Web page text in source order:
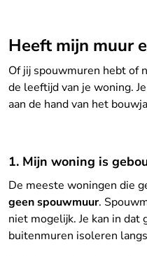
Heeft mijn muur
Of jij spouwmuren hebt of
de leeftijd van je woning.
aan de hand van het
1. Mijn woning is
De meeste woningen die
geen spouwmuur.
niet mogelijk. Je kan in dat
buitenmuren isoleren